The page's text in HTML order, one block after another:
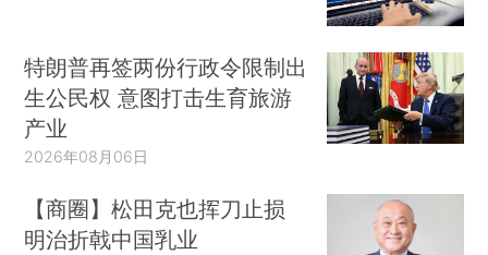
特朗普再签两份行政令限制出
生公民权 意图打击生育旅游
产业
2026年08月06日
【商圈】松田克也挥刀止损
明治折戟中国乳业